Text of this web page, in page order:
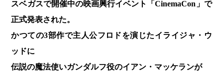
スベガスで開催中の映画興行イベント「CinemaCon」で
正式発表された。
かつての3部作で主人公フロドを演じたイライジャ・ウ
ッドに
伝説の魔法使いガンダルフ役のイアン・マッケランが